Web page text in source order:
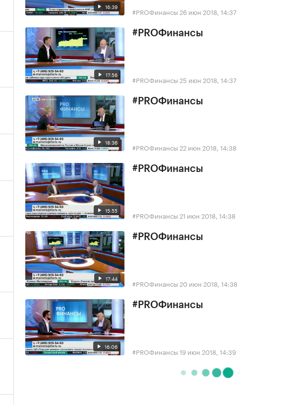
16:39 #PROФинансы 26 июн 2018, 14:37
17:56
#PROФинансы
#PROФинансы 25 июн 2018, 14:37
18:36
#PROФинансы
#PROФинансы 22 июн 2018, 14:38
15:55
#PROФинансы
#PROФинансы 21 июн 2018, 14:38
17:44
#PROФинансы
#PROФинансы 20 июн 2018, 14:38
16:06
#PROФинансы
#PROФинансы 19 июн 2018, 14:39